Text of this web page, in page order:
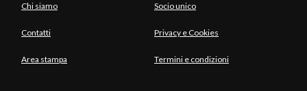
Chi siamo Socio unico
Contatti Privacy e Cookies
Area stampa Termini e condizioni